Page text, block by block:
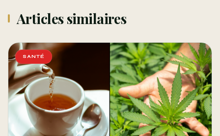
Articles similaires
SANTÉ